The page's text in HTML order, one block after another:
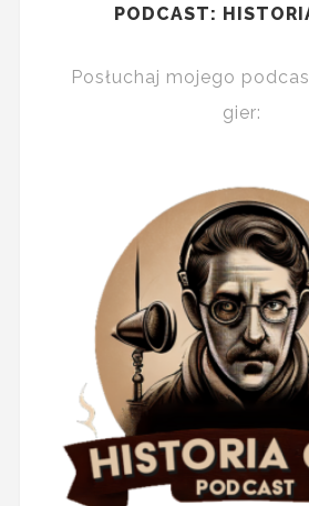
PODCAST:
Posłuchaj mojego
gier: